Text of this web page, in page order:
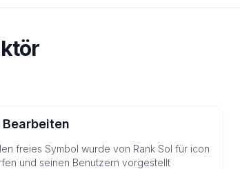
Bearbeiten
freies Symbol wurde von Rank Sol für icon
und seinen Benutzern vorgestellt